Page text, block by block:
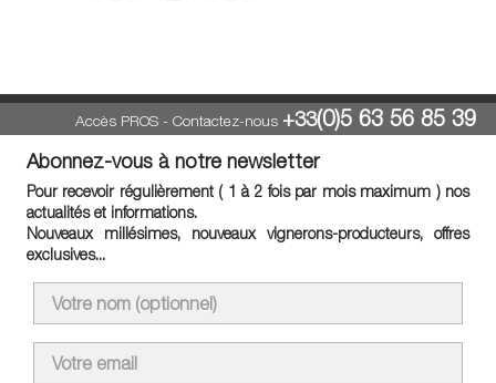
Accès PROS- Contactez-nous +33(0)5 63 56 85 39
Abonnez-vous à notre newsletter
Pour recevoir régulièrement ( 1 à 2 fois par mois maximum ) nos
actualités et informations.
Nouveaux millésimes, nouveaux vignerons-producteurs, offres
exclusives...